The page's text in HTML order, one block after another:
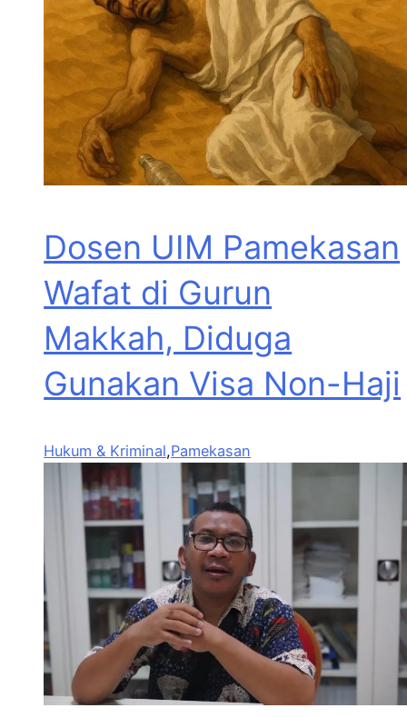
Dosen UIM Pamekasan
Wafat di Gurun
Makkah, Diduga
Gunakan Visa Non-Haji
Hukum & Kriminal,Pamekasan